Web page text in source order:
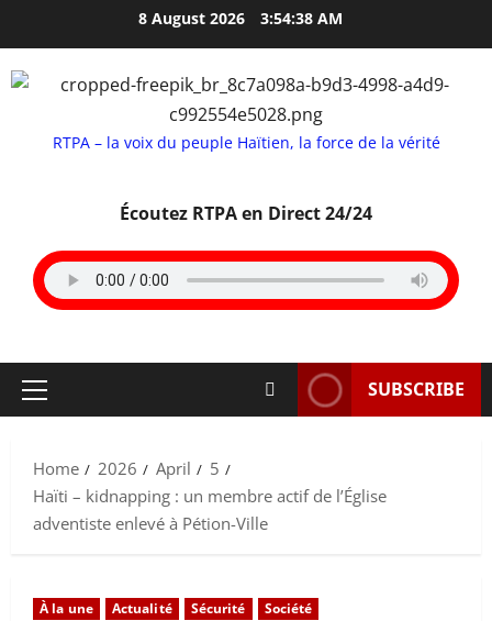
to
content
8 August 2026 3:54:39 AM
RTPA – la voix du peuple Haïtien, la force de la vérité
Écoutez RTPA en Direct 24/24
Primary
SUBSCRIBE
Home 2026 April
5
Haïti – kidnapping : un membre actif de l’Église
adventiste enlevé à Pétion-Ville
À la une Actualité Sécurité Société